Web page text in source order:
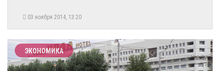
03 ноября 2014, 13:20
ЭКОНОМИКА